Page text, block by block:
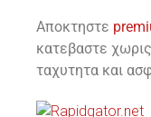
Αποκτηστε
κατεβαστε
ταχυτητα και